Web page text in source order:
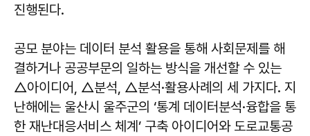
진행된다.
공모 분야는 데이터 분석 활용을 통해 사회문제를 해
결하거나 공공부문의 일하는 방식을 개선할 수 있는
△아이디어, △분석, △분석·활용사례의 세 가지다. 지
난해에는 울산시 울주군의 ‘통계 데이터분석·융합을 통
한 재난대응서비스 체계’ 구축 아이디어와 도로교통공